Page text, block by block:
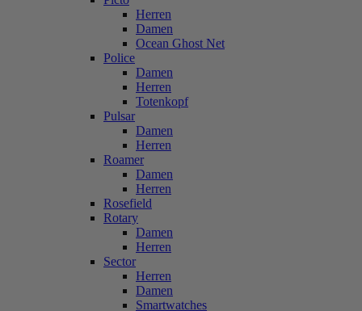
Herren
Damen
Ocean Ghost Net
Police
Damen
Herren
Totenkopf
Pulsar
Damen
Herren
Roamer
Damen
Herren
Rosefield
Rotary
Damen
Herren
Sector
Herren
Damen
Smartwatches